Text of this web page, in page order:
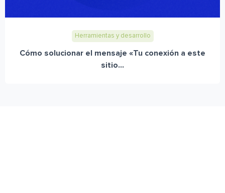
Herramientas y desarrollo
Cómo solucionar el mensaje «Tu conexión a este
sitio...